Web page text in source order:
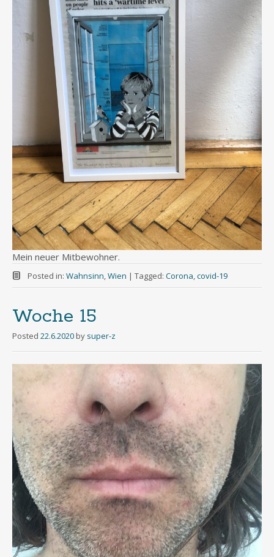
Mein neuer Mitbewohner.
Posted in: Wahnsinn Wien | Tagged: Corona covid-19
Woche 15
Posted 22.6.2020 by super-z